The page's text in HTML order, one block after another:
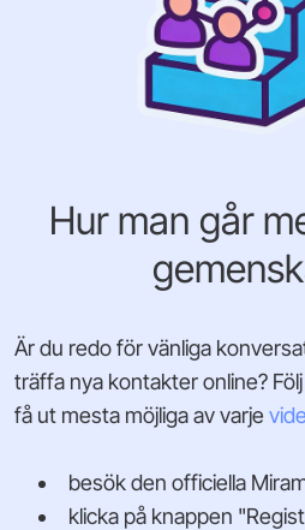
Hur man går
Är du redo för vänliga
träffa nya kontakter online?
få ut mesta möjliga av varje
besök den officiella
klicka på knappen